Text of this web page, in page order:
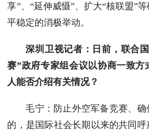
享”、“延伸威慑”、扩大“核联盟”
平稳定的消极举动。
深圳卫视记者：日前，联合
赛”政府专家组会议以协商一致方
人能否介绍有关情况？
毛宁：防止外空军备竞赛、确
的，是国际社会长期以来的共同呼